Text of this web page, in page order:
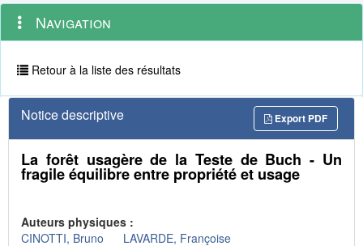
Navigation
outils
Menu
contextuel
Navigation
Retour à la liste des résultats
Notice descriptive Export PDF
La forêt usagère de la Teste de Buch - Un
fragile équilibre entre propriété et usage
Auteurs physiques :
CINOTTI, Bruno
LAVARDE, Françoise